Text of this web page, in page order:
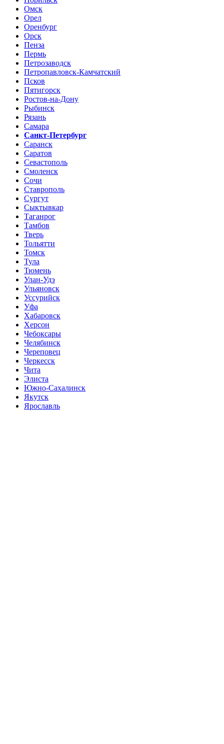
Омск
Орел
Оренбург
Орск
Пенза
Пермь
Петрозаводск
Петропавловск-Камчатский
Псков
Пятигорск
Ростов-на-Дону
Рыбинск
Рязань
Самара
Санкт-Петербург
Саранск
Саратов
Севастополь
Смоленск
Сочи
Ставрополь
Сургут
Сыктывкар
Таганрог
Тамбов
Тверь
Тольятти
Томск
Тула
Тюмень
Улан-Удэ
Ульяновск
Уссурийск
Уфа
Хабаровск
Херсон
Чебоксары
Челябинск
Череповец
Черкесск
Чита
Элиста
Южно-Сахалинск
Якутск
Ярославль